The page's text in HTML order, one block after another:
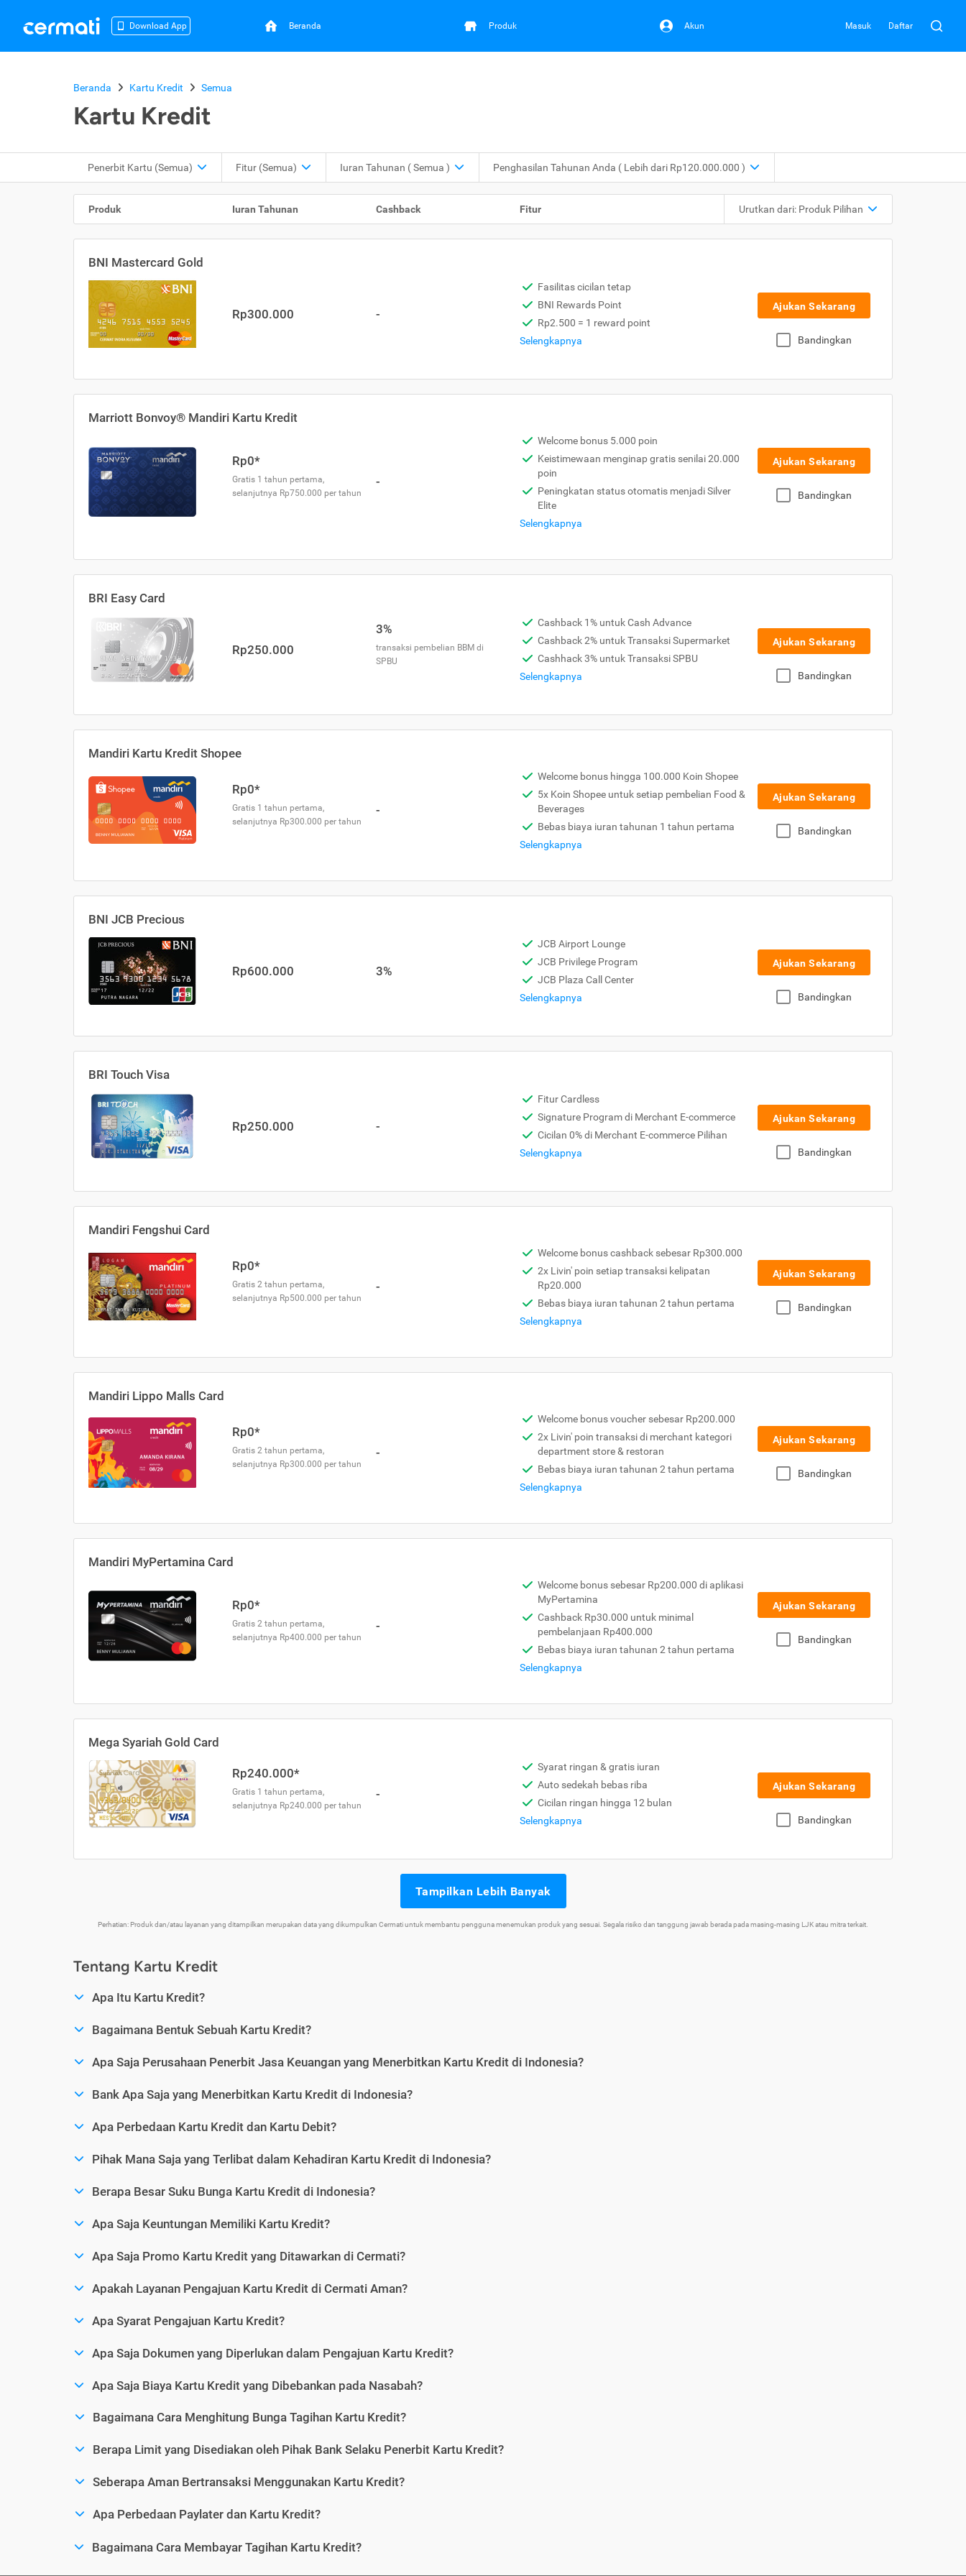
Download App Beranda Produk Akun Masuk Daftar
Beranda Kartu Kredit Semua
Kartu Kredit
Penerbit Kartu (Semua) Fitur (Semua) Iuran Tahunan ( Semua ) Penghasilan Tahunan Anda ( Lebih dari Rp120.000.000 )
Produk Iuran Tahunan Cashback Fitur Urutkan dari: Produk Pilihan
BNI Mastercard Gold
Rp300.000 -
Fasilitas cicilan tetap
BNI Rewards Point
Rp2.500 = 1 reward point
Selengkapnya
Ajukan Sekarang
Bandingkan
Marriott Bonvoy® Mandiri Kartu Kredit
Rp0*
Gratis 1 tahun pertama,
selanjutnya Rp750.000 per tahun
-
Welcome bonus 5.000 poin
Keistimewaan menginap gratis senilai 20.000
poin
Peningkatan status otomatis menjadi Silver
Elite
Selengkapnya
Ajukan Sekarang
Bandingkan
BRI Easy Card
Rp250.000
3%
transaksi pembelian BBM di
SPBU
Cashback 1% untuk Cash Advance
Cashback 2% untuk Transaksi Supermarket
Cashhack 3% untuk Transaksi SPBU
Selengkapnya
Ajukan Sekarang
Bandingkan
Mandiri Kartu Kredit Shopee
Rp0*
Gratis 1 tahun pertama,
selanjutnya Rp300.000 per tahun
-
Welcome bonus hingga 100.000 Koin Shopee
5x Koin Shopee untuk setiap pembelian Food &
Beverages
Bebas biaya iuran tahunan 1 tahun pertama
Selengkapnya
Ajukan Sekarang
Bandingkan
BNI JCB Precious
Rp600.000 3%
JCB Airport Lounge
JCB Privilege Program
JCB Plaza Call Center
Selengkapnya
Ajukan Sekarang
Bandingkan
BRI Touch Visa
Rp250.000 -
Fitur Cardless
Signature Program di Merchant E-commerce
Cicilan 0% di Merchant E-commerce Pilihan
Selengkapnya
Ajukan Sekarang
Bandingkan
Mandiri Fengshui Card
Rp0*
Gratis 2 tahun pertama,
selanjutnya Rp500.000 per tahun
-
Welcome bonus cashback sebesar Rp300.000
2x Livin' poin setiap transaksi kelipatan
Rp20.000
Bebas biaya iuran tahunan 2 tahun pertama
Selengkapnya
Ajukan Sekarang
Bandingkan
Mandiri Lippo Malls Card
Rp0*
Gratis 2 tahun pertama,
selanjutnya Rp300.000 per tahun
-
Welcome bonus voucher sebesar Rp200.000
2x Livin' poin transaksi di merchant kategori
department store & restoran
Bebas biaya iuran tahunan 2 tahun pertama
Selengkapnya
Ajukan Sekarang
Bandingkan
Mandiri MyPertamina Card
Rp0*
Gratis 2 tahun pertama,
selanjutnya Rp400.000 per tahun
-
Welcome bonus sebesar Rp200.000 di aplikasi
MyPertamina
Cashback Rp30.000 untuk minimal
pembelanjaan Rp400.000
Bebas biaya iuran tahunan 2 tahun pertama
Selengkapnya
Ajukan Sekarang
Bandingkan
Mega Syariah Gold Card
Rp240.000*
Gratis 1 tahun pertama,
selanjutnya Rp240.000 per tahun
-
Syarat ringan & gratis iuran
Auto sedekah bebas riba
Cicilan ringan hingga 12 bulan
Selengkapnya
Ajukan Sekarang
Bandingkan
Tampilkan Lebih Banyak
Perhatian: Produk dan/atau layanan yang ditampilkan merupakan data yang dikumpulkan Cermati untuk membantu pengguna menemukan produk yang sesuai. Segala risiko dan tanggung jawab berada pada masing-masing LJK atau mitra terkait.
Tentang Kartu Kredit
Apa Itu Kartu Kredit?
Bagaimana Bentuk Sebuah Kartu Kredit?
Apa Saja Perusahaan Penerbit Jasa Keuangan yang Menerbitkan Kartu Kredit di Indonesia?
Bank Apa Saja yang Menerbitkan Kartu Kredit di Indonesia?
Apa Perbedaan Kartu Kredit dan Kartu Debit?
Pihak Mana Saja yang Terlibat dalam Kehadiran Kartu Kredit di Indonesia?
Berapa Besar Suku Bunga Kartu Kredit di Indonesia?
Apa Saja Keuntungan Memiliki Kartu Kredit?
Apa Saja Promo Kartu Kredit yang Ditawarkan di Cermati?
Apakah Layanan Pengajuan Kartu Kredit di Cermati Aman?
Apa Syarat Pengajuan Kartu Kredit?
Apa Saja Dokumen yang Diperlukan dalam Pengajuan Kartu Kredit?
Apa Saja Biaya Kartu Kredit yang Dibebankan pada Nasabah?
Bagaimana Cara Menghitung Bunga Tagihan Kartu Kredit?
Berapa Limit yang Disediakan oleh Pihak Bank Selaku Penerbit Kartu Kredit?
Seberapa Aman Bertransaksi Menggunakan Kartu Kredit?
Apa Perbedaan Paylater dan Kartu Kredit?
Bagaimana Cara Membayar Tagihan Kartu Kredit?